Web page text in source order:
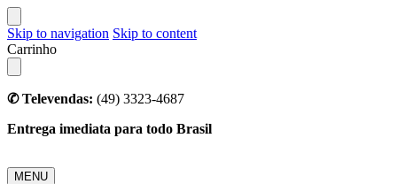
Skip to navigation Skip to content
Carrinho
✆ Televendas: (49) 3323-4687
Entrega imediata para todo Brasil
MENU